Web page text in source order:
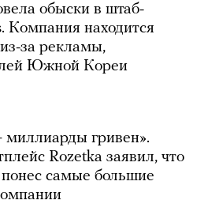
обыски в штаб-
Компания находится
за рекламы,
Южной Кореи
гривен».
Rozetka заявил, что
понес самые большие